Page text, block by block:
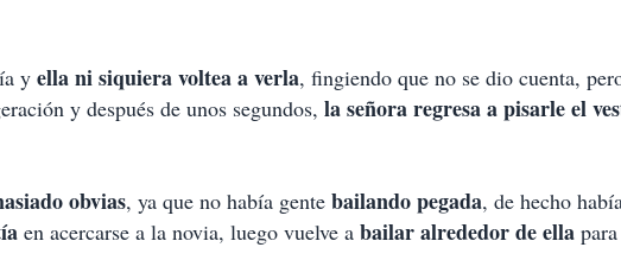
y ella ni siquiera voltea a verla, fingiendo que no se dio cuenta,
y después de unos segundos, la señora regresa a pisarle el
obvias, ya que no había gente bailando pegada, de hecho
en acercarse a la novia, luego vuelve a bailaralrededor de ella para